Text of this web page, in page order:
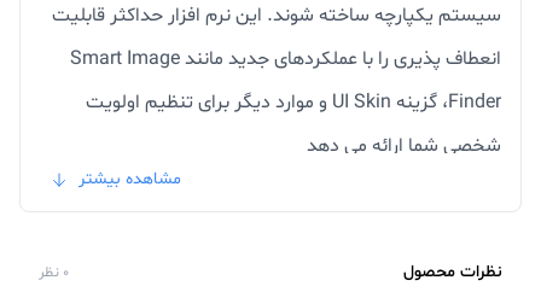
سیستم یکپارچه ساخته شوند. این نرم افزار حداکثر قابلیت
انعطاف پذیری را با عملکردهای جدید مانند Smart Image
Finder، گزینه UI Skin و موارد دیگر برای تنظیم اولویت
شخصی شما ارائه می دهد
لپ تاپ ام اس آی مدل KATANA GF66 11UE دارای یک
است. از جمله قابلیت‌های مهم نوت بوک گیمینگ KATANA
مشاهده بیشتر
نظرات محصول 0 نظر